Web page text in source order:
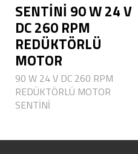
SENTİNİ 90 W 24 V
DC 260 RPM
REDÜKTÖRLÜ
MOTOR
90 W 24 V DC 260 RPM
REDÜKTÖRLÜ MOTOR
SENTİNİ